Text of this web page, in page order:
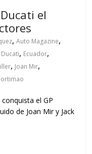
el
,Auto Magazine,
Ducati, Ecuador,
, Joan Mir,
conquista el GP
de Joan Mir y Jack